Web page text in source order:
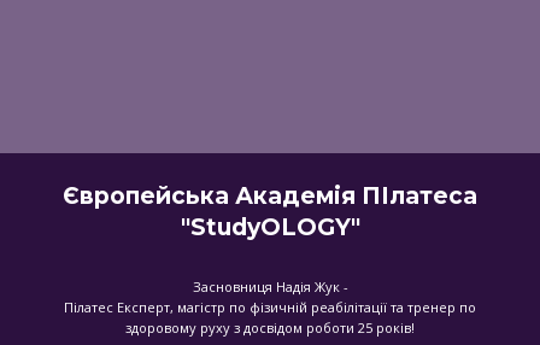
Європейська Академія ПІлатеса
"StudyOLOGY"
Засновниця Надія Жук -
Пілатес Експерт, магістр по фізичній реабілітації та тренер по
здоровому руху з досвідом роботи 25 років!